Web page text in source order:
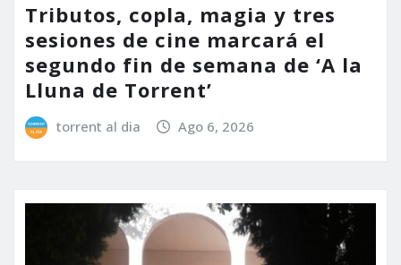
Tributos, copla, magia y tres
sesiones de cine marcará el
segundo fin de semana de ‘A la
Lluna de Torrent’
torrent al dia Ago 6, 2026